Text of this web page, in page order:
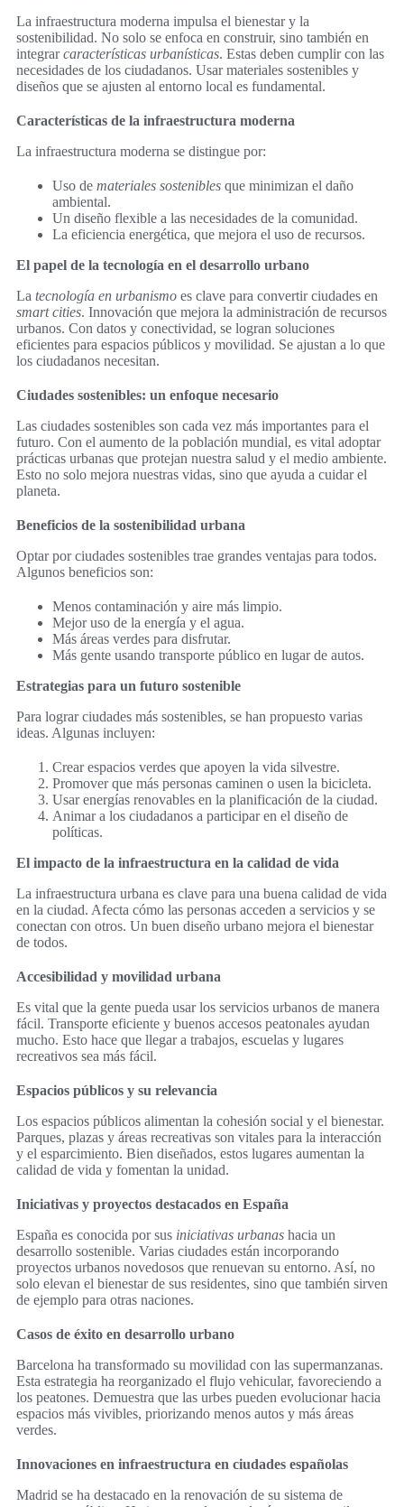
La infraestructura moderna impulsa el bienestar y la
sostenibilidad. No solo se enfoca en construir, sino también en
integrarcaracterísticas urbanísticas. Estas deben cumplir con las
necesidades de los ciudadanos. Usar materiales sostenibles y
diseños que se ajusten al entorno local es fundamental.
Características de la infraestructura moderna
La infraestructura moderna se distingue por:
Uso de materiales sostenibles que minimizan el daño
ambiental.
Un diseño flexible a las necesidades de la comunidad.
La eficiencia energética, que mejora el uso de recursos.
El papel de la tecnología en el desarrollo urbano
La tecnología en urbanismo es clave para convertir ciudades en
smart cities. Innovación que mejora la administración de recursos
urbanos. Con datos y conectividad, se logran soluciones
eficientes para espacios públicos y movilidad. Se ajustan a lo que
los ciudadanos necesitan.
Ciudades sostenibles: un enfoque necesario
Las ciudades sostenibles son cada vez más importantes para el
futuro. Con el aumento de la población mundial, es vital adoptar
prácticas urbanas que protejan nuestra salud y el medio ambiente.
Esto no solo mejora nuestras vidas, sino que ayuda a cuidar el
planeta.
Beneficios de la sostenibilidad urbana
Optar por ciudades sostenibles trae grandes ventajas para todos.
Algunos beneficios son:
Menos contaminación y aire más limpio.
Mejor uso de la energía y el agua.
Más áreas verdes para disfrutar.
Más gente usando transporte público en lugar de autos.
Estrategias para un futuro sostenible
Para lograr ciudades más sostenibles, se han propuesto varias
ideas. Algunas incluyen:
Crear espacios verdes que apoyen la vida silvestre.
Promover que más personas caminen o usen la bicicleta.
Usar energías renovables en la planificación de la ciudad.
Animar a los ciudadanos a participar en el diseño de
políticas.
El impacto de la infraestructura en la calidad de vida
La infraestructura urbana es clave para una buena calidad de vida
en la ciudad. Afecta cómo las personas acceden a servicios y se
conectan con otros. Un buen diseño urbano mejora el bienestar
de todos.
Accesibilidad y movilidad urbana
Es vital que la gente pueda usar los servicios urbanos de manera
fácil. Transporte eficiente y buenos accesos peatonales ayudan
mucho. Esto hace que llegar a trabajos, escuelas y lugares
recreativos sea más fácil.
Espacios públicos y su relevancia
Los espacios públicos alimentan la cohesión social y el bienestar.
Parques, plazas y áreas recreativas son vitales para la interacción
y el esparcimiento. Bien diseñados, estos lugares aumentan la
calidad de vida y fomentan la unidad.
Iniciativas y proyectos destacados en España
España es conocida por sus iniciativas urbanas hacia un
desarrollo sostenible. Varias ciudades están incorporando
proyectos urbanos novedosos que renuevan su entorno. Así, no
solo elevan el bienestar de sus residentes, sino que también sirven
de ejemplo para otras naciones.
Casos de éxito en desarrollo urbano
Barcelona ha transformado su movilidad con las supermanzanas.
Esta estrategia ha reorganizado el flujo vehicular, favoreciendo a
los peatones. Demuestra que las urbes pueden evolucionar hacia
espacios más vivibles, priorizando menos autos y más áreas
verdes.
Innovaciones en infraestructura en ciudades españolas
Madrid se ha destacado en la renovación de su sistema de